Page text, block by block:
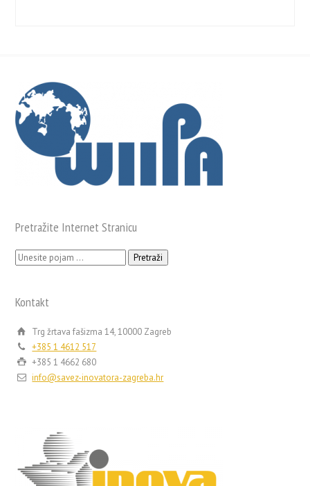
Pretražite Internet Stranicu
Pretraži:
Kontakt
Trg žrtava fašizma 14, 10000 Zagreb
+385 1 4612 517
+385 1 4662 680
info@savez-inovatora-zagreba.hr